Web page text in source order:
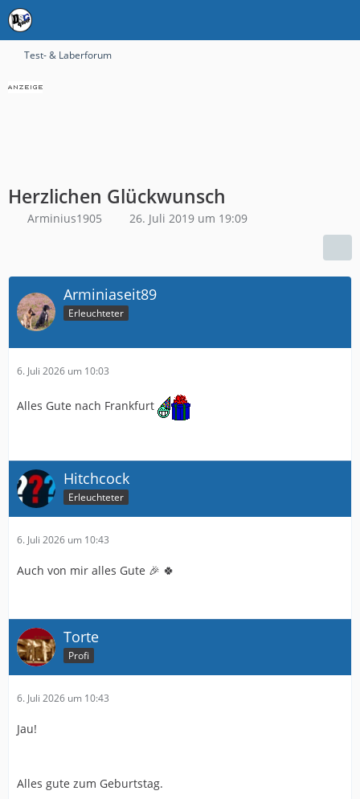
Test- & Laberforum
Herzlichen Glückwunsch
Arminius1905 26. Juli 2019 um 19:09
Arminiaseit89
Erleuchteter
6. Juli 2026 um 10:03
Alles Gute nach Frankfurt
Hitchcock
Erleuchteter
6. Juli 2026 um 10:43
Auch von mir alles Gute 🎉 🍀
Torte
Profi
6. Juli 2026 um 10:43
Jau!
Alles gute zum Geburtstag.